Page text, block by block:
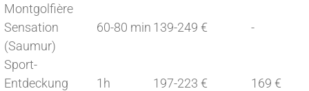
Montgolfière
Sensation
(Saumur)
60-80 min 139-249 € -
Sport-
Entdeckung
1h 197-223 € 169 €